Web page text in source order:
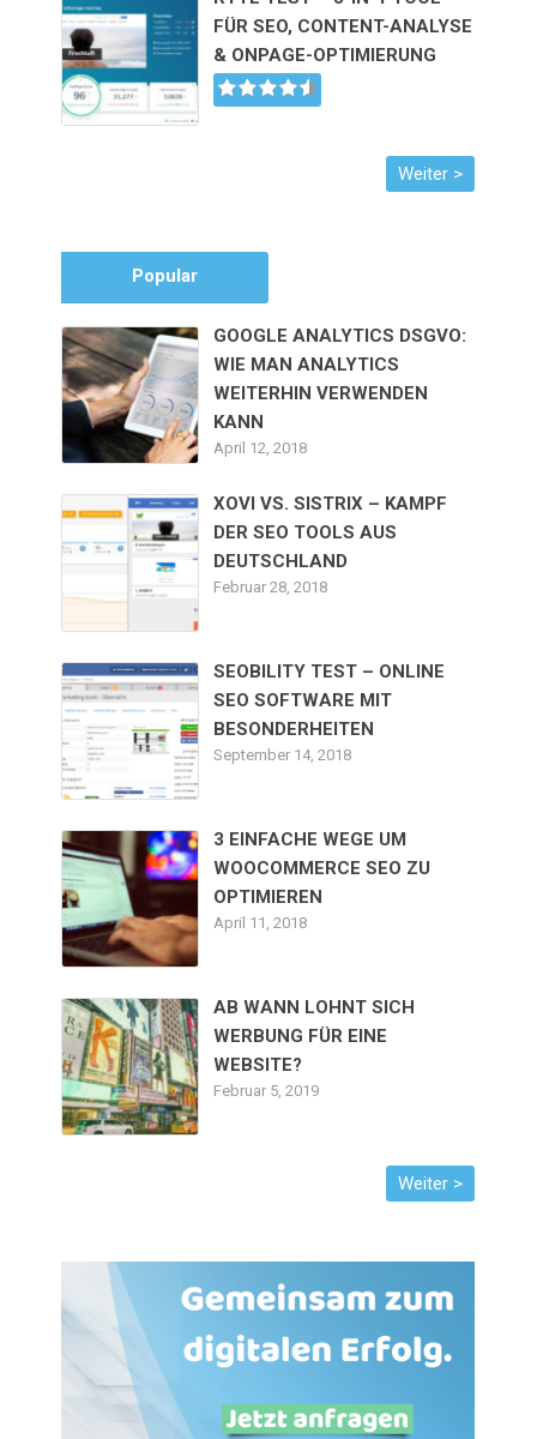
FÜR SEO, CONTENT-ANALYSE
& ONPAGE-OPTIMIERUNG
Popular
GOOGLE ANALYTICS DSGVO:
WIE MAN ANALYTICS
WEITERHIN VERWENDEN
KANN
April 12, 2018
XOVI VS. SISTRIX – KAMPF
DER SEO TOOLS AUS
DEUTSCHLAND
Februar 28, 2018
SEOBILITY TEST – ONLINE
SEO SOFTWARE MIT
BESONDERHEITEN
September 14, 2018
3 EINFACHE WEGE UM
WOOCOMMERCE SEO ZU
OPTIMIEREN
April 11, 2018
AB WANN LOHNT SICH
WERBUNG FÜR EINE
WEBSITE?
Februar 5, 2019